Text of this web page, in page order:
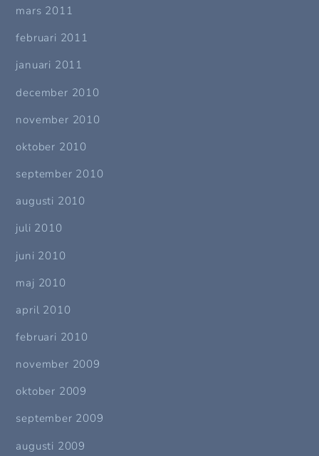
mars 2011
februari 2011
januari 2011
december 2010
november 2010
oktober 2010
september 2010
augusti 2010
juli 2010
juni 2010
maj 2010
april 2010
februari 2010
november 2009
oktober 2009
september 2009
augusti 2009